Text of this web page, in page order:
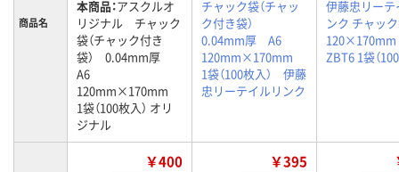
商品名
本商品：アスクルオ
リジナル チャック
袋（チャック付き
袋） 0.04mm厚
A6
120mm×170mm
1袋（100枚入） オリ
ジナル
チャック袋（チャッ
ク付き袋）
0.04mm厚 A6
120mm×170mm
1袋（100枚入） 伊藤
忠リーテイルリンク
伊藤忠リーテ
ンク チャッ
120×170mm
ZBT6 1袋（
￥400 ￥395